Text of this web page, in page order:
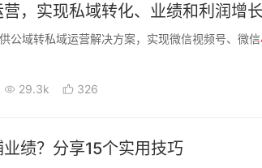
，实现私域转化、业绩和利润增长
公域转私域运营解决方案，实现微信视频号、微信
29.3k 326
绩？分享15个实用技巧